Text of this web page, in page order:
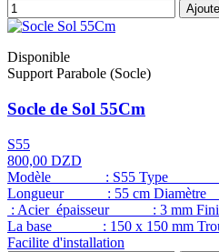
Disponible
Support Parabole (Socle)
Socle de Sol 55Cm
S55
800,00 DZD
Modèle : S55 Type :
Longueur : 55 cm
: Acier épaisseur : 3 mm
La base : 150 x 150 mm Trous
Facilite d'installation